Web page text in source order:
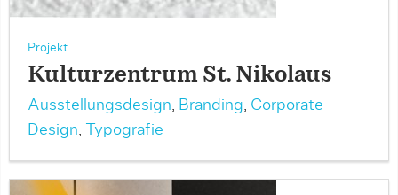
Projekt
Kulturzentrum St. Nikolaus
Ausstellungsdesign, Branding, Corporate
Design, Typografie